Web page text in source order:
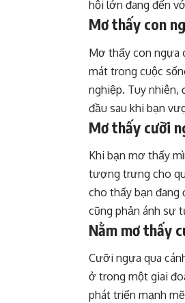
hội lớn đang đến
Mơ thấy con
Mơ thấy con ngựa
mát trong cuộc
nghiệp. Tuy nhiên,
đầu sau khi bạn
Mơ thấy cưỡi
Khi bạn mơ thấy
tượng trưng cho
cho thấy bạn đang
cũng phản ánh sự
Nằm mơ thấy
Cưỡi ngựa qua
ở trong một giai
phát triển mạnh